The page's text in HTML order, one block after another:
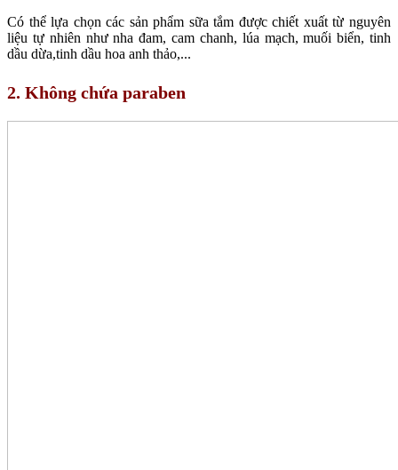
Có thể lựa chọn các sản phẩm sữa tắm được chiết xuất từ nguyên
liệu tự nhiên như nha đam, cam chanh, lúa mạch, muối biển, tinh
dầu dừa,tinh dầu hoa anh thảo,...
2. Không chứa paraben